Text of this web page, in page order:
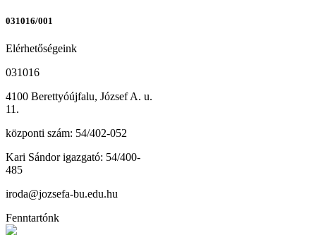
031016/001
Elérhetőségeink
031016
4100 Berettyóújfalu, József A. u.
11.
központi szám: 54/402-052
Kari Sándor igazgató: 54/400-
485
iroda@jozsefa-bu.edu.hu
Fenntartónk